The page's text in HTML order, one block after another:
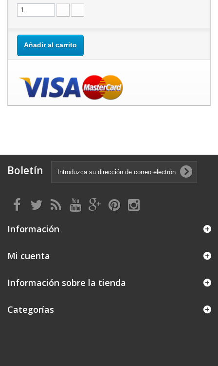
Añadir al carrito
Boletín
Información
Mi cuenta
Información sobre la tienda
Categorías